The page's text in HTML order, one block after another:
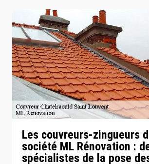
Les couvreurs-zingueurs
société ML Rénovation :
spécialistes de la pose